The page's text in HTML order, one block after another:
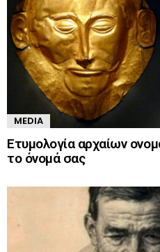
MEDIA
Ετυμολογία αρχαίων
το όνομά σας